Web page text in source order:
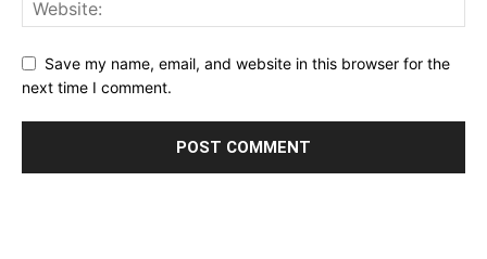
Save my name, email, and website in this browser for the
next time I comment.